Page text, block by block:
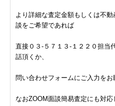
より詳細な査定金額もしくは不
談をご希望であれば
直接０３-５７１３-１２２０担当
話頂くか、
問い合わせフォームにご入力をお
なおZOOM面談簡易査定にも対応